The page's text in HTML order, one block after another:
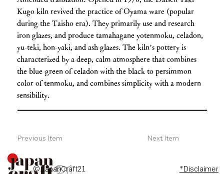
Kugo kiln revived the practice of Oyama ware (popular
during the Taisho era). They primarily use and research
iron glazes, and produce tamahagane yotenmoku, celadon,
yu-teki, hon-yaki, and ash glazes. The kiln’s pottery is
characterized by a deep, calm atmosphere that combines
the blue-green of celadon with the black to persimmon
color of tenmoku, and combines simplicity with a modern
sensibility.
Previous Item Next Item
© JapanCraft21 *Disclaimer